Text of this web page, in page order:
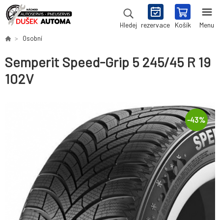
Hledej rezervace Košík Menu
Osobní
Semperit Speed-Grip 5 245/45 R 19
102V
-43%